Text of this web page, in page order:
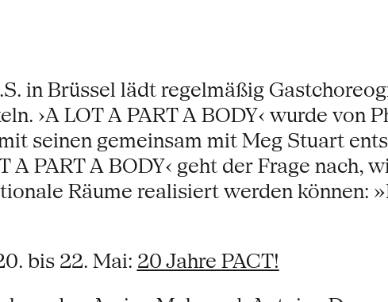
in Brüssel lädt regelmäßig
›A LOT A PART A BODY‹ wurde von
seinen gemeinsam mit Meg Stuart
A PART A BODY‹ geht der Frage nach,
Räume realisiert werden können:
bis 22. Mai: 20 Jahre PACT!